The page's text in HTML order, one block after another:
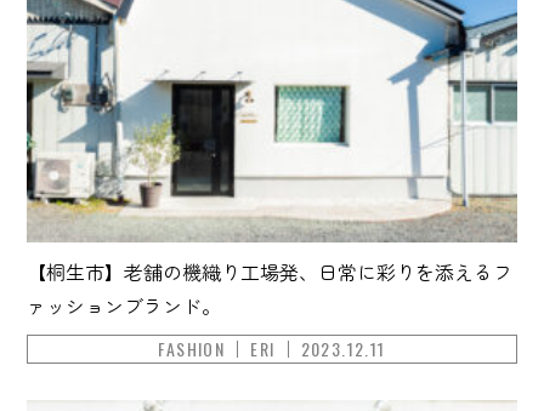
【桐生市】老舗の機織り工場発、日常に彩りを添えるフ
ァッションブランド。
FASHION ERI 2023.12.11